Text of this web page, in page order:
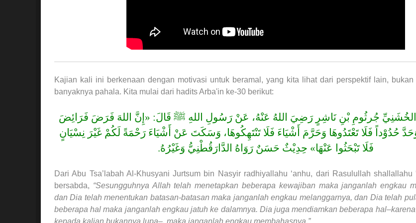
Kajian kali ini berkenaan dengan motivasi untuk beramal, yang kita lihat dari perspektif lain, bukan
banyaknya pahala. Kita mulai dari hadits Arba'in ke-30 berikut:
الخُشَنِيِّ جُرثُومِ بْنِ نَاشِرٍ رَضِيَ اللهُ عَنْهُ، عَنْ رَسُولِ اللهِ ﷺ قَالَ: «إِنَّ اللهَ فَرَضَ فَرَائِضَ
حُدُوْداً فَلَا تَعْتَدُوهَا وَحَرَّمَ أَشْيَاءَ فَلَا تَنْتَهِكُوهَا، وَسَكَتَ عَنْ أَشْيَاءَ رَحْمَةً لَكُمْ غَيْرَ نِسْيَانٍ
فَلَا تَبْحَثُوا عَنْهَا» حِدِيْثٌ حَسَنٌ رَوَاهُ الدَّارَقُطْنِيُّ وَغَيْرُهُ.
Dari Abu Tsa’labah Al-Khusyani Jurtsum bin Nasyir radhiyallahu ‘anhu, dari Rasulullah shallallahu
bersabda, “Sesungguhnya Allah telah menetapkan beberapa kewajiban maka janganlah engkau
dan Dia telah menentukan batasan-batasan maka janganlah engkau melanggarnya, dan Dia telah
beberapa hal maka janganlah engkau jatuh ke dalamnya. Dia juga mendiamkan beberapa
kepada kalian bukannya lupa–, maka janganlah engkau membahasnya.”